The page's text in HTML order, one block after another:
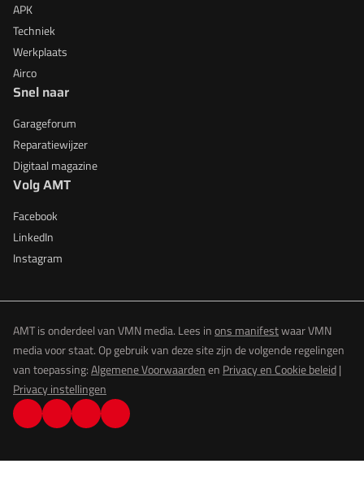
APK
Techniek
Werkplaats
Airco
Snel naar
Garageforum
Reparatiewijzer
Digitaal magazine
Volg AMT
Facebook
LinkedIn
Instagram
AMT is onderdeel van VMN media. Lees inons manifestwaar VMN
media voor staat. Op gebruik van deze site zijn de volgende regelingen
van toepassing:Algemene Voorwaardenen Privacy en Cookie beleid|
Privacy instellingen